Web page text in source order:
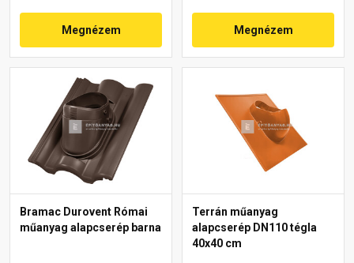
Megnézem Megnézem
Bramac Durovent Római
műanyag alapcserép barna
Terrán műanyag
alapcserép DN110 tégla
40x40 cm